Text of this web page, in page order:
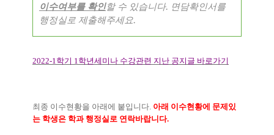
이수여부를 확인할 수 있습니다. 면담확인서를
행정실로 제출해주세요.
2022-1학기 1학년세미나 수강관련 지난 공지글 바로가기
최종 이수현황을 아래에 붙입니다. 아래 이수현황에 문제있
는 학생은 학과 행정실로 연락바랍니다.